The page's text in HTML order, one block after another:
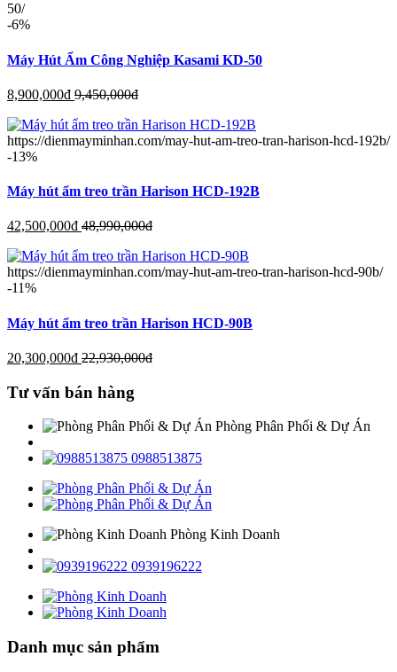
50/
-6%
Máy Hút Ẩm Công Nghiệp Kasami KD-50
8,900,000đ 9,450,000đ
https://dienmayminhan.com/may-hut-am-treo-tran-harison-hcd-192b/
-13%
Máy hút ẩm treo trần Harison HCD-192B
42,500,000đ 48,990,000đ
https://dienmayminhan.com/may-hut-am-treo-tran-harison-hcd-90b/
-11%
Máy hút ẩm treo trần Harison HCD-90B
20,300,000đ 22,930,000đ
Tư vấn bán hàng
Phòng Phân Phối & Dự Án
0988513875
Phòng Kinh Doanh
0939196222
Danh mục sản phẩm